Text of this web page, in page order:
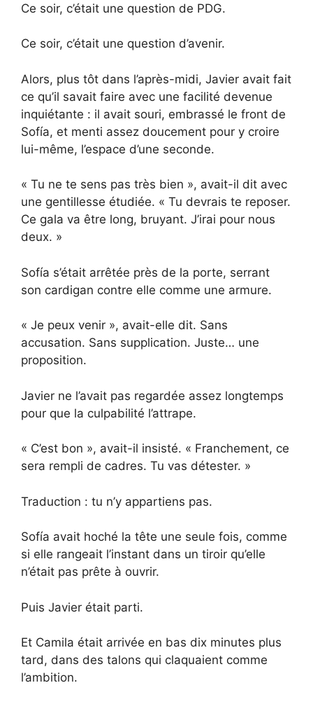
Ce soir, c’était une question de PDG.
Ce soir, c’était une question d’avenir.
Alors, plus tôt dans l’après-midi, Javier avait fait
ce qu’il savait faire avec une facilité devenue
inquiétante : il avait souri, embrassé le front de
Sofía, et menti assez doucement pour y croire
lui-même, l’espace d’une seconde.
« Tu ne te sens pas très bien », avait-il dit avec
une gentillesse étudiée. « Tu devrais te reposer.
Ce gala va être long, bruyant. J’irai pour nous
deux. »
Sofía s’était arrêtée près de la porte, serrant
son cardigan contre elle comme une armure.
« Je peux venir », avait-elle dit. Sans
accusation. Sans supplication. Juste… une
proposition.
Javier ne l’avait pas regardée assez longtemps
pour que la culpabilité l’attrape.
« C’est bon », avait-il insisté. « Franchement, ce
sera rempli de cadres. Tu vas détester. »
Traduction : tu n’y appartiens pas.
Sofía avait hoché la tête une seule fois, comme
si elle rangeait l’instant dans un tiroir qu’elle
n’était pas prête à ouvrir.
Puis Javier était parti.
Et Camila était arrivée en bas dix minutes plus
tard, dans des talons qui claquaient comme
l’ambition.